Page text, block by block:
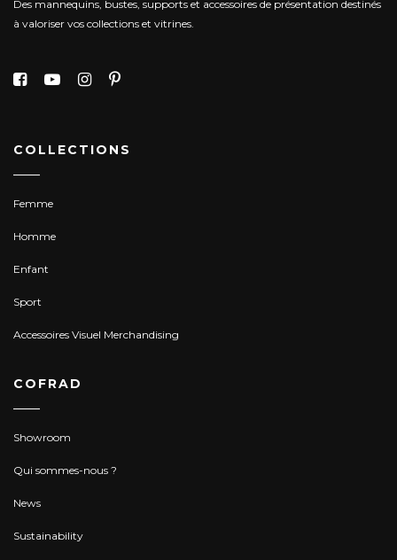
Des mannequins, bustes, supports et accessoires de présentation destinés
à valoriser vos collections et vitrines.
COLLECTIONS
Femme
Homme
Enfant
Sport
Accessoires Visuel Merchandising
COFRAD
Showroom
Qui sommes-nous ?
News
Sustainability